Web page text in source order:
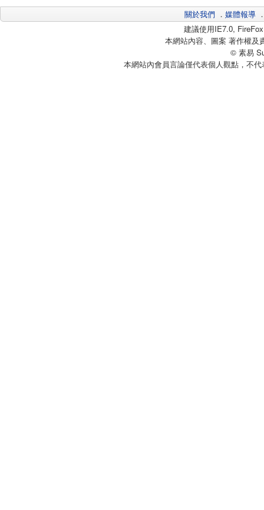
關於我們 ． 媒體報導
建議使用IE7.0,
本網站內容、圖案 著作權及
© 素易
本網站內會員言論僅代表個人觀點，不